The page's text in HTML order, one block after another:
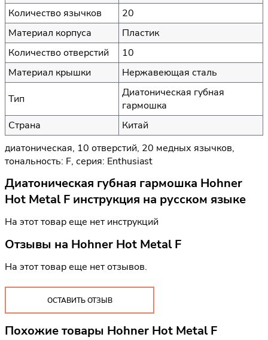
Количество язычков
20
Материал корпуса
Пластик
Количество отверстий
10
Материал крышки
Нержавеющая сталь
Тип
Диатоническая губная
гармошка
Страна
Китай
диатоническая, 10 отверстий, 20 медных язычков,
тональность: F, серия: Enthusiast
Диатоническая губная гармошка Hohner
Hot Metal F инструкция на русском языке
На этот товар еще нет инструкций
Отзывы на Hohner Hot Metal F
На этот товар еще нет отзывов.
ОСТАВИТЬ ОТЗЫВ
Похожие товары Hohner Hot Metal F